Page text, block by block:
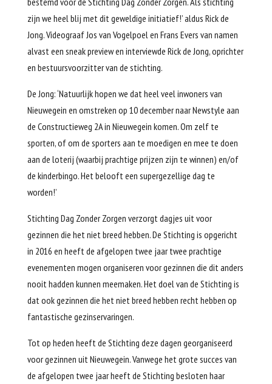
zijn we heel blij met dit geweldige initiatief!’ aldus Rick de
Jong. Videograaf Jos van Vogelpoel en Frans Evers van namen
alvast een sneak preview en interviewde Rick de Jong, oprichter
en bestuursvoorzitter van de stichting.
De Jong: ‘Natuurlijk hopen we dat heel veel inwoners van
Nieuwegein en omstreken op 10 december naar Newstyle aan
de Constructieweg 2A in Nieuwegein komen. Om zelf te
sporten, of om de sporters aan te moedigen en mee te doen
aan de loterij (waarbij prachtige prijzen zijn te winnen) en/of
de kinderbingo. Het belooft een supergezellige dag te
worden!’
Stichting Dag Zonder Zorgen verzorgt dagjes uit voor
gezinnen die het niet breed hebben. De Stichting is opgericht
in 2016 en heeft de afgelopen twee jaar twee prachtige
evenementen mogen organiseren voor gezinnen die dit anders
nooit hadden kunnen meemaken. Het doel van de Stichting is
dat ook gezinnen die het niet breed hebben recht hebben op
fantastische gezinservaringen.
Tot op heden heeft de Stichting deze dagen georganiseerd
voor gezinnen uit Nieuwegein. Vanwege het grote succes van
de afgelopen twee jaar heeft de Stichting besloten haar